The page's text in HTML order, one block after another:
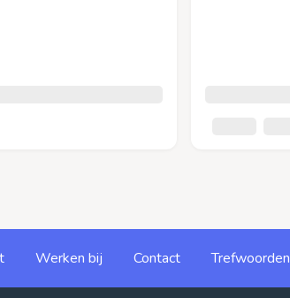
Werken bij Contact Trefwoorden